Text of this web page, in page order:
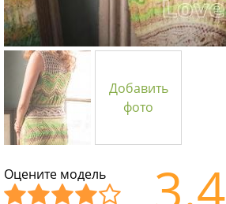
Добавить
фото
Оцените модель 3.4